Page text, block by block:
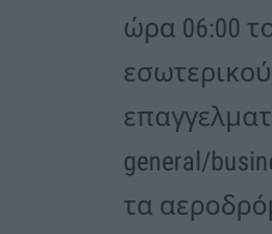
ώρα 06:00
general/
τα